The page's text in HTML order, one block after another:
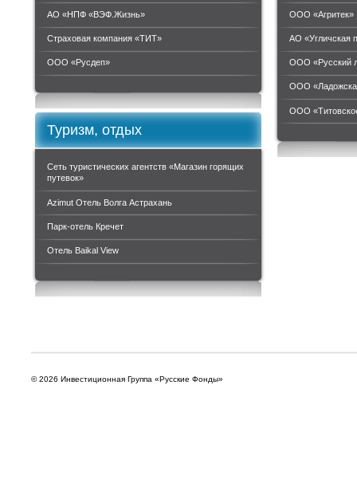
АО «НПФ «ВЭФ.Жизнь»
Страховая компания «ТИТ»
ООО «Руcдеп»
ООО «Агритек»
АО «Угличская
ООО «Русский
ООО
ООО
Туризм, отдых
Сеть туристических агентств «Магазин горящих
путевок»
Azimut Отель Волга Астрахань
Парк-отель Кречет
Отель Baikal View
© 2026 Инвестиционная Группа «Русские Фонды»